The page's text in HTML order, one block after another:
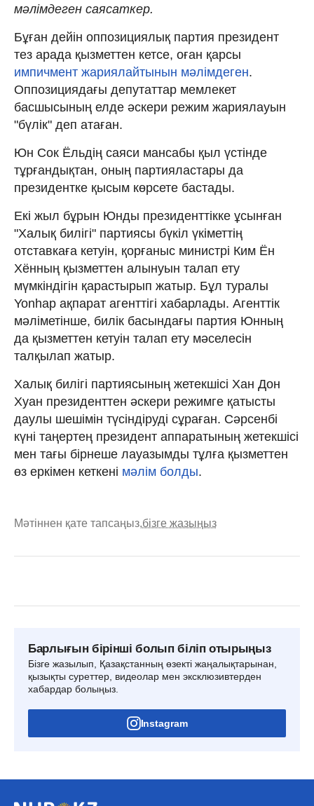
мәлімдеген саясаткер.
Бұған дейін оппозициялық партия президент
тез арада қызметтен кетсе, оған қарсы
импичмент жариялайтынын мәлімдеген.
Оппозициядағы депутаттар мемлекет
басшысының елде әскери режим жариялауын
"бүлік" деп атаған.
Юн Сок Ёльдің саяси мансабы қыл үстінде
тұрғандықтан, оның партияластары да
президентке қысым көрсете бастады.
Екі жыл бұрын Юнды президенттікке ұсынған
"Халық билігі" партиясы бүкіл үкіметтің
отставкаға кетуін, қорғаныс министрі Ким Ён
Хённың қызметтен алынуын талап ету
мүмкіндігін қарастырып жатыр. Бұл туралы
Yonhap ақпарат агенттігі хабарлады. Агенттік
мәліметінше, билік басындағы партия Юнның
да қызметтен кетуін талап ету мәселесін
талқылап жатыр.
Халық билігі партиясының жетекшісі Хан Дон
Хуан президенттен әскери режимге қатысты
даулы шешімін түсіндіруді сұраған. Сәрсенбі
күні таңертең президент аппаратының жетекшісі
мен тағы бірнеше лауазымды тұлға қызметтен
өз еркімен кеткені мәлім болды.
Мәтіннен қате тапсаңыз,бізге жазыңыз
Барлығын бірінші болып біліп отырыңыз
Бізге жазылып, Қазақстанның өзекті жаңалықтарынан,
қызықты суреттер, видеолар мен эксклюзивтерден
хабардар болыңыз.
Instagram